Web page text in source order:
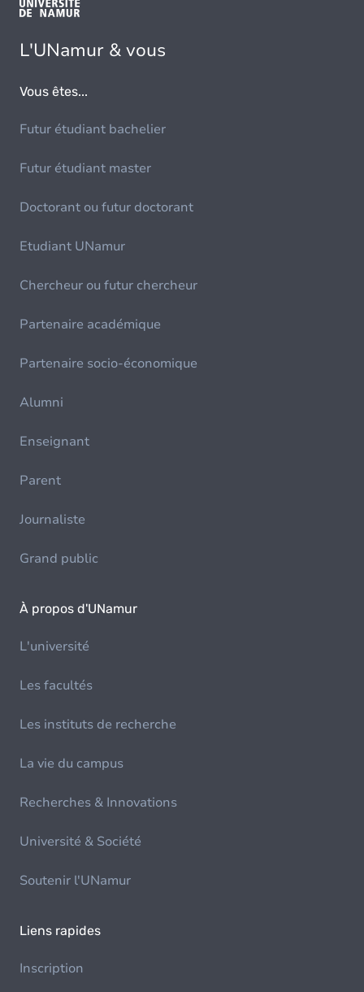
L'UNamur & vous
Vous êtes...
Futur étudiant bachelier
Futur étudiant master
Doctorant ou futur doctorant
Etudiant UNamur
Chercheur ou futur chercheur
Partenaire académique
Partenaire socio-économique
Alumni
Enseignant
Parent
Journaliste
Grand public
À propos d'UNamur
L'université
Les facultés
Les instituts de recherche
La vie du campus
Recherches & Innovations
Université & Société
Soutenir l'UNamur
Liens rapides
Inscription